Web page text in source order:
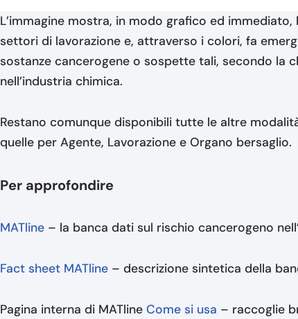
L’immagine mostra, in modo grafico ed
settori di lavorazione e, attraverso i colori, fa
sostanze cancerogene o sospette tali, secondo la
nell’industria chimica.
Restano comunque disponibili tutte le altre
quelle per Agente, Lavorazione e Organo bersaglio.
Per approfondire
MATline – la banca dati sul rischio cancerogeno
Fact sheet MATline – descrizione sintetica della
Pagina interna di MATline Come si usa – raccoglie